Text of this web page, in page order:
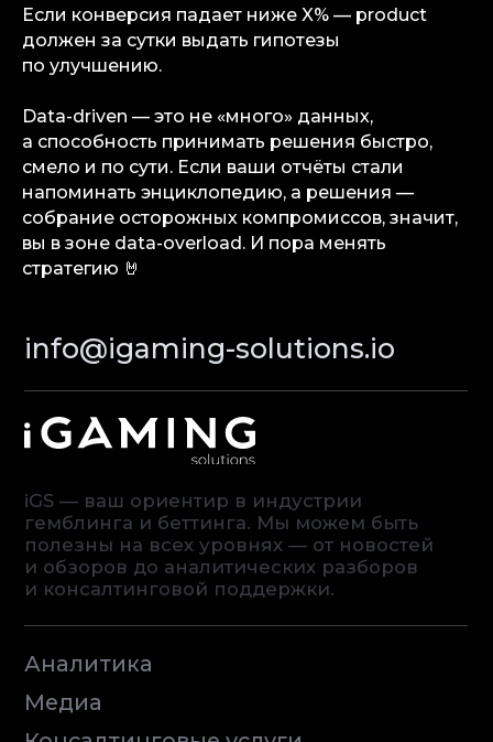
Если конверсия падает ниже X% — product
должен за сутки выдать гипотезы
по улучшению.
Data-driven — это не «много» данных,
а способность принимать решения быстро,
смело и по сути. Если ваши отчёты стали
напоминать энциклопедию, а решения —
собрание осторожных компромиссов, значит,
вы в зоне data-overload. И пора менять
стратегию 🤘
Terms of Service
Privacy Policy
© iGaming Solutions, 2026